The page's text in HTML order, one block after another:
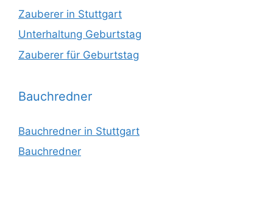
Zauberer in Stuttgart
Unterhaltung Geburtstag
Zauberer für Geburtstag
Bauchredner
Bauchredner in Stuttgart
Bauchredner